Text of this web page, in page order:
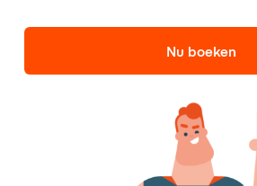
Nu boeken